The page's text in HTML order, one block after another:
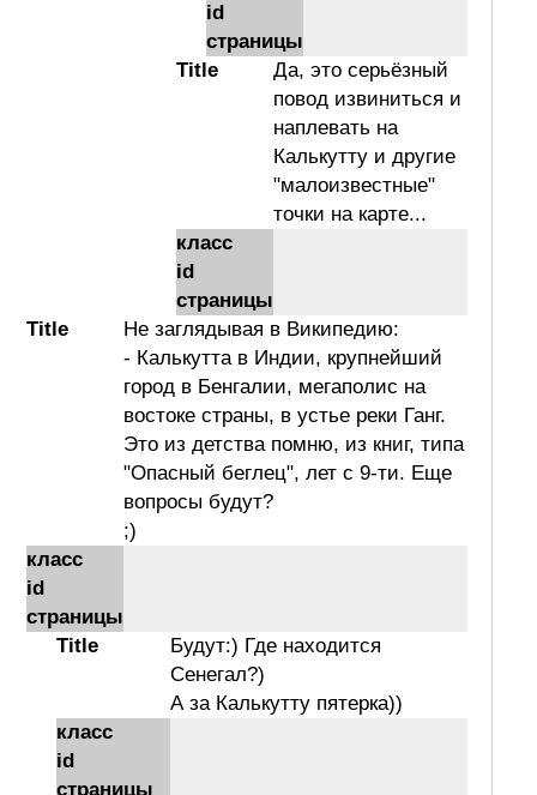
id
страницы
Title
Да, это серьёзный
повод извиниться и
наплевать на
Калькутту и другие
"малоизвестные"
точки на карте...
класс
id
страницы
Title
Не заглядывая в Википедию:
- Калькутта в Индии, крупнейший
город в Бенгалии, мегаполис на
востоке страны, в устье реки Ганг.
Это из детства помню, из книг, типа
"Опасный беглец", лет с 9-ти. Еще
вопросы будут?
;)
класс
id
страницы
Title
Будут:) Где находится
Сенегал?)
А за Калькутту пятерка))
класс
id
страницы